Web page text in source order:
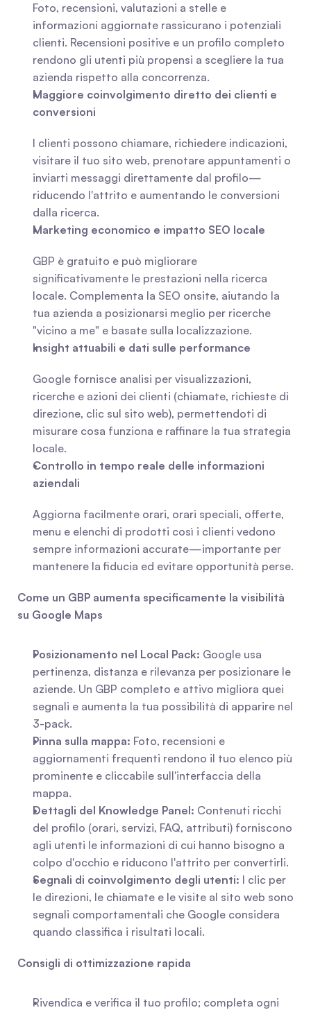
Foto, recensioni, valutazioni a stelle e
informazioni aggiornate rassicurano i potenziali
clienti. Recensioni positive e un profilo completo
rendono gli utenti più propensi a scegliere la tua
azienda rispetto alla concorrenza.
Maggiore coinvolgimento diretto dei clienti e
conversioni
I clienti possono chiamare, richiedere indicazioni,
visitare il tuo sito web, prenotare appuntamenti o
inviarti messaggi direttamente dal profilo—
riducendo l'attrito e aumentando le conversioni
dalla ricerca.
Marketing economico e impatto SEO locale
GBP è gratuito e può migliorare
significativamente le prestazioni nella ricerca
locale. Complementa la SEO onsite, aiutando la
tua azienda a posizionarsi meglio per ricerche
"vicino a me" e basate sulla localizzazione.
Insight attuabili e dati sulle performance
Google fornisce analisi per visualizzazioni,
ricerche e azioni dei clienti (chiamate, richieste di
direzione, clic sul sito web), permettendoti di
misurare cosa funziona e raffinare la tua strategia
locale.
Controllo in tempo reale delle informazioni
aziendali
Aggiorna facilmente orari, orari speciali, offerte,
menu e elenchi di prodotti così i clienti vedono
sempre informazioni accurate—importante per
mantenere la fiducia ed evitare opportunità perse.
Come un GBP aumenta specificamente la visibilità
su Google Maps
Posizionamento nel Local Pack: Google usa
pertinenza, distanza e rilevanza per posizionare le
aziende. Un GBP completo e attivo migliora quei
segnali e aumenta la tua possibilità di apparire nel
3-pack.
Pinna sulla mappa: Foto, recensioni e
aggiornamenti frequenti rendono il tuo elenco più
prominente e cliccabile sull'interfaccia della
mappa.
Dettagli del Knowledge Panel: Contenuti ricchi
del profilo (orari, servizi, FAQ, attributi) forniscono
agli utenti le informazioni di cui hanno bisogno a
colpo d'occhio e riducono l'attrito per convertirli.
Segnali di coinvolgimento degli utenti: I clic per
le direzioni, le chiamate e le visite al sito web sono
segnali comportamentali che Google considera
quando classifica i risultati locali.
Consigli di ottimizzazione rapida
Rivendica e verifica il tuo profilo; completa ogni